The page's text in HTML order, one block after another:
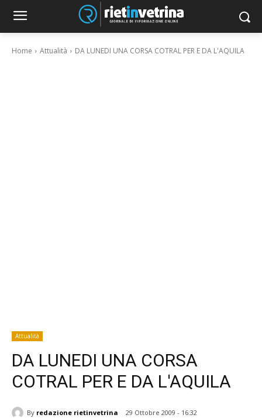
Home Attualità DA LUNEDI UNA CORSA COTRAL PER E DA L'AQUILA
Attualità
DA LUNEDI UNA CORSA
COTRAL PER E DA L'AQUILA
By redazione rietinvetrina 29 Ottobre 2009 - 16:32